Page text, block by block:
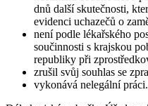
dnů další skutečnosti,
evidenci uchazečů o
není podle lékařského
součinnosti s krajskou
republiky při
zrušil svůj souhlas se
vykonává nelegální práci.